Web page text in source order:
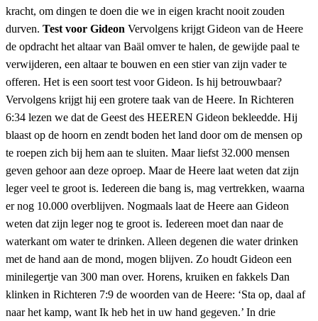
kracht, om dingen te doen die we in eigen kracht nooit zouden
durven. Test voor Gideon Vervolgens krijgt Gideon van de Heere
de opdracht het altaar van Baäl omver te halen, de gewijde paal te
verwijderen, een altaar te bouwen en een stier van zijn vader te
offeren. Het is een soort test voor Gideon. Is hij betrouwbaar?
Vervolgens krijgt hij een grotere taak van de Heere. In Richteren
6:34 lezen we dat de Geest des HEEREN Gideon bekleedde. Hij
blaast op de hoorn en zendt boden het land door om de mensen op
te roepen zich bij hem aan te sluiten. Maar liefst 32.000 mensen
geven gehoor aan deze oproep. Maar de Heere laat weten dat zijn
leger veel te groot is. Iedereen die bang is, mag vertrekken, waarna
er nog 10.000 overblijven. Nogmaals laat de Heere aan Gideon
weten dat zijn leger nog te groot is. Iedereen moet dan naar de
waterkant om water te drinken. Alleen degenen die water drinken
met de hand aan de mond, mogen blijven. Zo houdt Gideon een
minilegertje van 300 man over. Horens, kruiken en fakkels Dan
klinken in Richteren 7:9 de woorden van de Heere: ‘Sta op, daal af
naar het kamp, want Ik heb het in uw hand gegeven.’ In drie